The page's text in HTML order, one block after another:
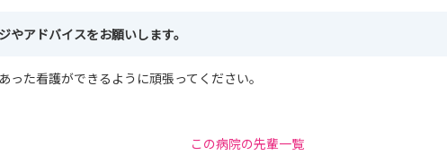
やアドバイスをお願いします。
った看護ができるように頑張ってください。
この病院の先輩一覧